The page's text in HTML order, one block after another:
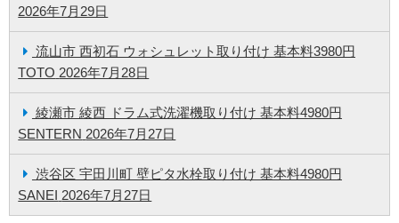
2026年7月29日
流山市 西初石 ウォシュレット取り付け 基本料3980円
TOTO 2026年7月28日
綾瀬市 綾西 ドラム式洗濯機取り付け 基本料4980円
SENTERN 2026年7月27日
渋谷区 宇田川町 壁ピタ水栓取り付け 基本料4980円
SANEI 2026年7月27日